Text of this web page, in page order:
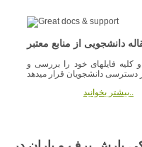
دانشجویی از منابع معتبر
و کلیه فایلهای خود را بررسی و
بیشتر بخوانید..